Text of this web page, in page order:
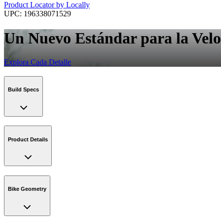
Product Locator by Locally
UPC: 196338071529
Un Nuevo Estándar para la
Explora Cada Detalle
Build Specs
Product Details
Bike Geometry